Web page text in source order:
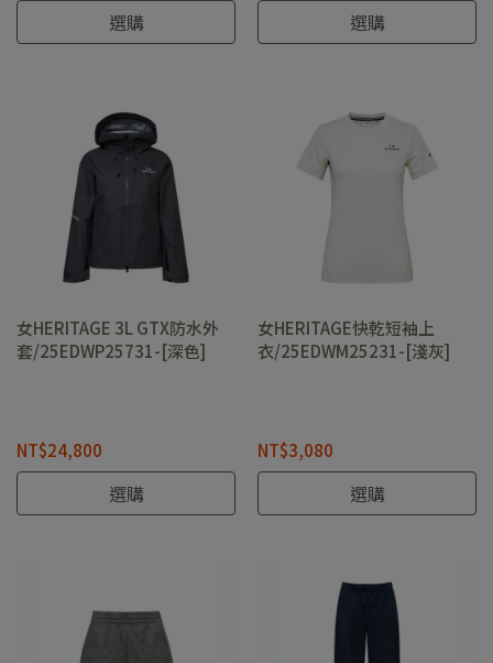
選購 選購
女HERITAGE 3L GTX防水外
套/25EDWP25731-[深色]
NT$24,800
選購
女HERITAGE快乾短袖上
衣/25EDWM25231-[淺灰]
NT$3,080
選購